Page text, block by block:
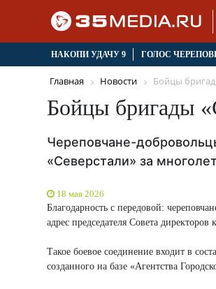
НАКОПИ УДАЧУ 9 ГОЛОС
Главная Новости Бойцы
Бойцы бригады
Череповчане-
«Северстали» за
18 мая 2026
Благодарность с передовой:
адрес председателя Совета
Такое боевое соединение входит в
созданного на базе «Агентства